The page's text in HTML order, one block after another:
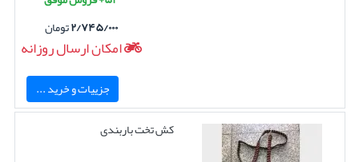
۲/۷۴۵/۰۰۰تومان
امکان ارسال روزانه
جزییات و خرید ...
کش تخت باربندی